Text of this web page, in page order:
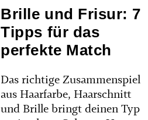
Brille und Frisur: 7
Tipps für das
perfekte Match
Das richtige Zusammenspiel
aus Haarfarbe, Haarschnitt
und Brille bringt deinen Typ